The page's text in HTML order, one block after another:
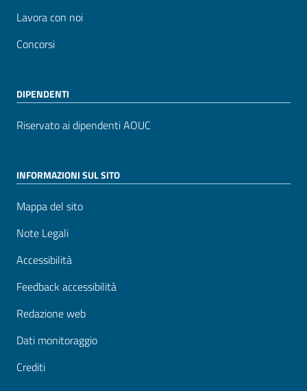
Lavora con noi
Concorsi
DIPENDENTI
Riservato ai dipendenti AOUC
INFORMAZIONI SUL SITO
Mappa del sito
Note Legali
Accessibilità
Feedback accessibilità
Redazione web
Dati monitoraggio
Crediti